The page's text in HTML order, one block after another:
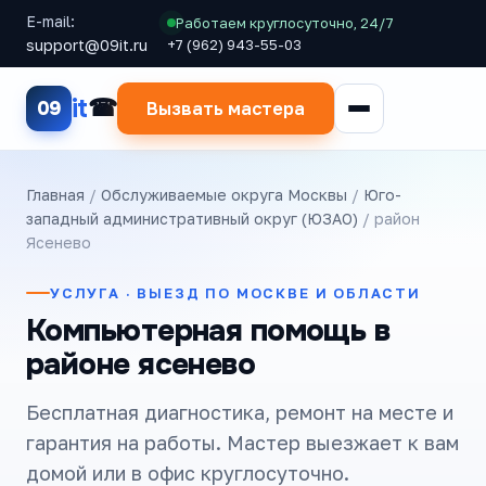
E-mail:
support@09it.ru
Работаем круглосуточно, 24/7
+7 (962) 943-55-03
09 it Вызвать мастера
Главная / Обслуживаемые округа Москвы / Юго-
западный административный округ (ЮЗАО) / район
Ясенево
УСЛУГА · ВЫЕЗД ПО МОСКВЕ И ОБЛАСТИ
Компьютерная помощь в
районе ясенево
Бесплатная диагностика, ремонт на месте и
гарантия на работы. Мастер выезжает к вам
домой или в офис круглосуточно.